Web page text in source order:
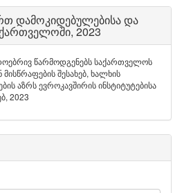
დამოკიდებულებისა და
2023
წარმოდგენებს საქართველოს
შესახებ, ხალხის
აზრს ევროკავშირის ინსტიტუტებისა
2023